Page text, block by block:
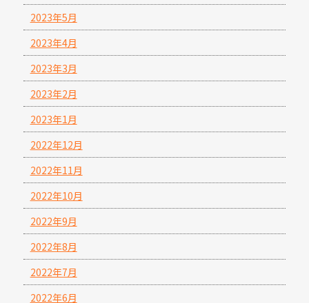
2023年5月
2023年4月
2023年3月
2023年2月
2023年1月
2022年12月
2022年11月
2022年10月
2022年9月
2022年8月
2022年7月
2022年6月